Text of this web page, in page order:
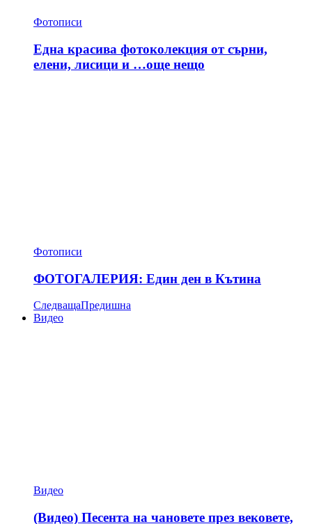
Фотописи
Една красива фотоколекция от сърни,
елени, лисици и …още нещо
Фотописи
ФОТОГАЛЕРИЯ: Един ден в Кътина
СледващаПредишна
Видео
Видео
(Видео) Песента на чановете през вековете,